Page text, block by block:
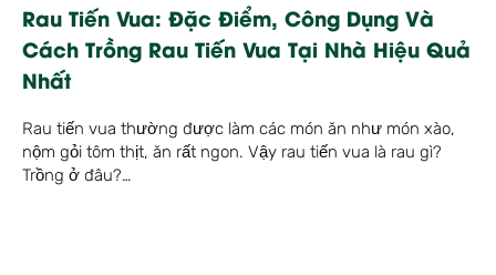
Rau Tiến Vua: Đặc Điểm, Công Dụng Và
Cách Trồng Rau Tiến Vua Tại Nhà Hiệu Quả
Nhất
Rau tiến vua thường được làm các món ăn như món xào,
nộm gỏi tôm thịt, ăn rất ngon. Vậy rau tiến vua là rau gì?
Trồng ở đâu?…